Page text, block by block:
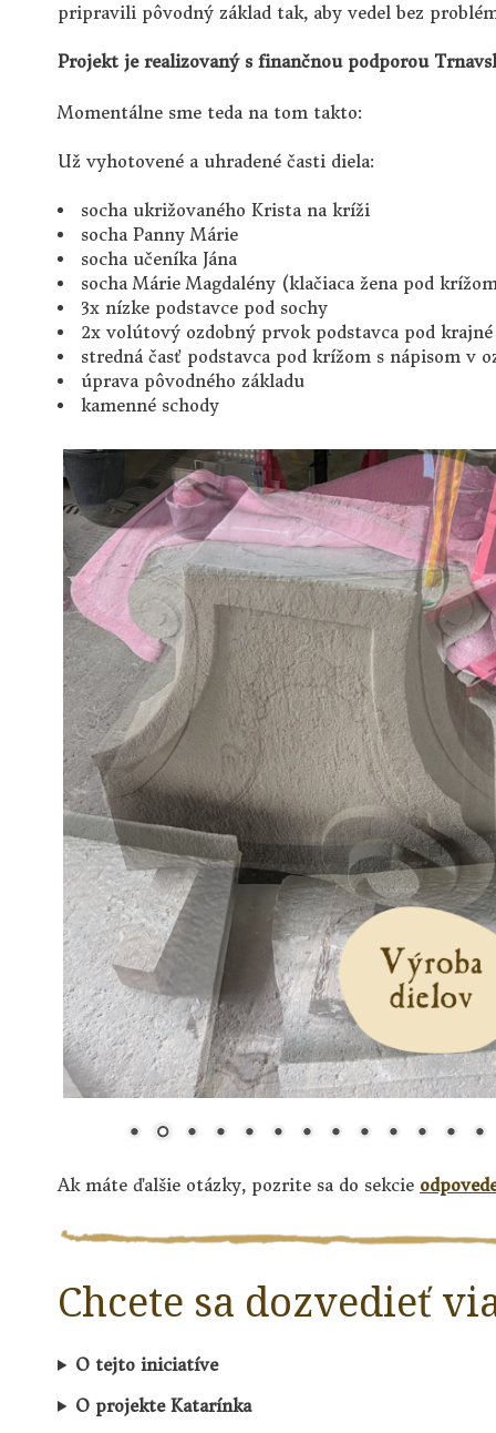
pripravili pôvodný základ tak, aby vedel bez
Projekt je realizovaný s finančnou podporou
Momentálne sme teda na tom takto:
Už vyhotovené a uhradené časti diela:
socha ukrižovaného Krista na kríži
socha Panny Márie
socha učeníka Jána
socha Márie Magdalény (klačiaca žena pod
3x nízke podstavce pod sochy
2x volútový ozdobný prvok podstavca pod krajné
stredná časť podstavca pod krížom s nápisom v
úprava pôvodného základu
kamenné schody
Ak máte ďalšie otázky, pozrite sa do sekcie
Chcete sa dozvedieť
O tejto iniciatíve
O projekte Katarínka